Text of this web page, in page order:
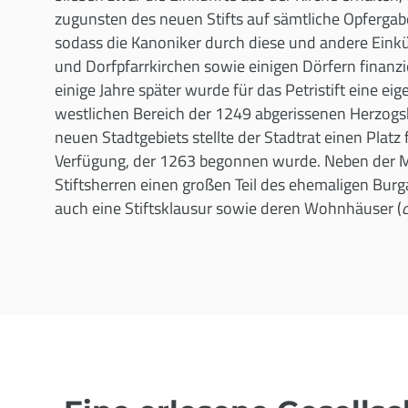
zugunsten des neuen Stifts auf sämtliche
sodass die Kanoniker durch diese und andere
und Dorfpfarrkirchen sowie einigen Dörfern
einige Jahre später wurde für das Petristift eine
westlichen Bereich der 1249 abgerissenen
neuen Stadtgebiets stellte der Stadtrat einen Platz
Verfügung, der 1263 begonnen wurde. Neben der
Stiftsherren einen großen Teil des ehemaligen
auch eine Stiftsklausur sowie deren Wohnhäuser (